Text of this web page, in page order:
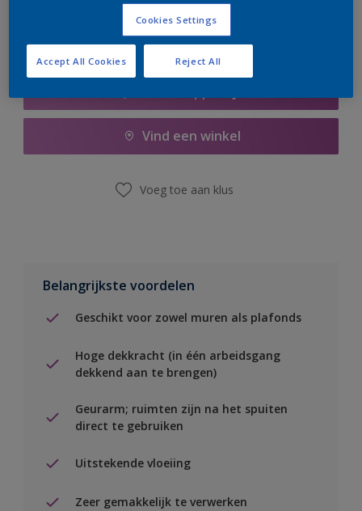
Vind een winkel
Voeg toe aan klus
Belangrijkste voordelen
Geschikt voor zowel muren als plafonds
Hoge dekkracht (in één arbeidsgang
dekkend aan te brengen)
Geurarm; ruimten zijn na het spuiten
direct te gebruiken
Uitstekende vloeiing
Zeer gemakkelijk te verwerken
Cookies Settings
Reject All
Accept All Cookies